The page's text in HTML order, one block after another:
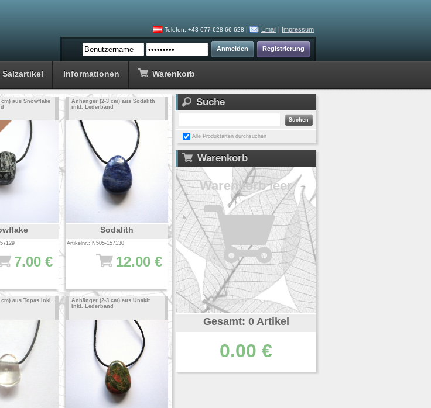
Telefon: +43 677 628 66 628 | Email | Impressum
Salzartikel Informationen Warenkorb
aus Snowflake
7.00 €
Anhänger (2-3 cm) aus Sodalith
inkl. Lederband
Sodalith
Artikelnr.: N505-157130
12.00 €
aus Topas inkl.
Anhänger (2-3 cm) aus Unakit
inkl. Lederband
Suche
Alle Produktarten durchsuchen
Warenkorb
Warenkorb leer
Gesamt: 0 Artikel
0.00 €